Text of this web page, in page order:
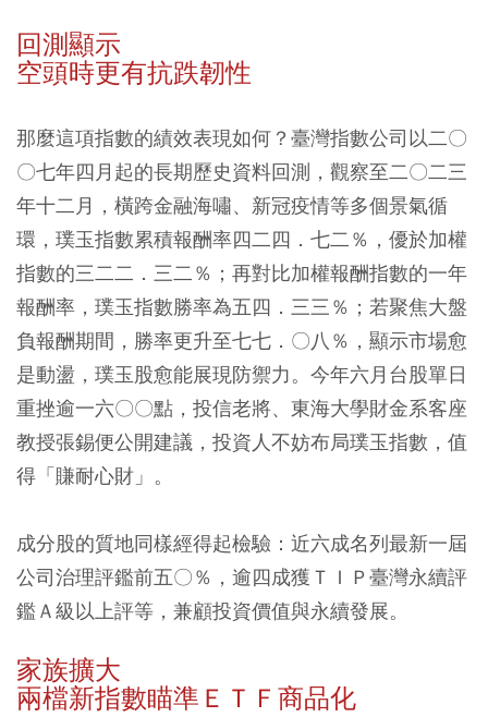
回測顯示
空頭時更有抗跌韌性
那麼這項指數的績效表現如何？臺灣指數公司以二〇
〇七年四月起的長期歷史資料回測，觀察至二〇二三
年十二月，橫跨金融海嘯、新冠疫情等多個景氣循
環，璞玉指數累積報酬率四二四．七二％，優於加權
指數的三二二．三二％；再對比加權報酬指數的一年
報酬率，璞玉指數勝率為五四．三三％；若聚焦大盤
負報酬期間，勝率更升至七七．〇八％，顯示市場愈
是動盪，璞玉股愈能展現防禦力。今年六月台股單日
重挫逾一六〇〇點，投信老將、東海大學財金系客座
教授張錫便公開建議，投資人不妨布局璞玉指數，值
得「賺耐心財」。
成分股的質地同樣經得起檢驗：近六成名列最新一屆
公司治理評鑑前五〇％，逾四成獲ＴＩＰ臺灣永續評
鑑Ａ級以上評等，兼顧投資價值與永續發展。
家族擴大
兩檔新指數瞄準ＥＴＦ商品化